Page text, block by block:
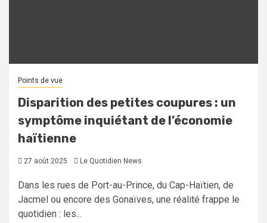
Points de vue
Disparition des petites coupures : un
symptôme inquiétant de l’économie
haïtienne
27 août 2025 Le Quotidien News
Dans les rues de Port-au-Prince, du Cap-Haïtien, de
Jacmel ou encore des Gonaïves, une réalité frappe le
quotidien : les...